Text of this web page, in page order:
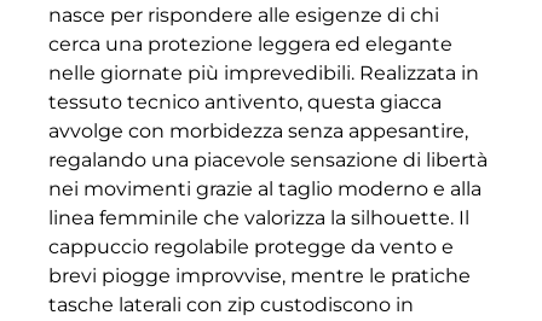
nasce per rispondere alle esigenze di chi
cerca una protezione leggera ed elegante
nelle giornate più imprevedibili. Realizzata in
tessuto tecnico antivento, questa giacca
avvolge con morbidezza senza appesantire,
regalando una piacevole sensazione di libertà
nei movimenti grazie al taglio moderno e alla
linea femminile che valorizza la silhouette. Il
cappuccio regolabile protegge da vento e
brevi piogge improvvise, mentre le pratiche
tasche laterali con zip custodiscono in